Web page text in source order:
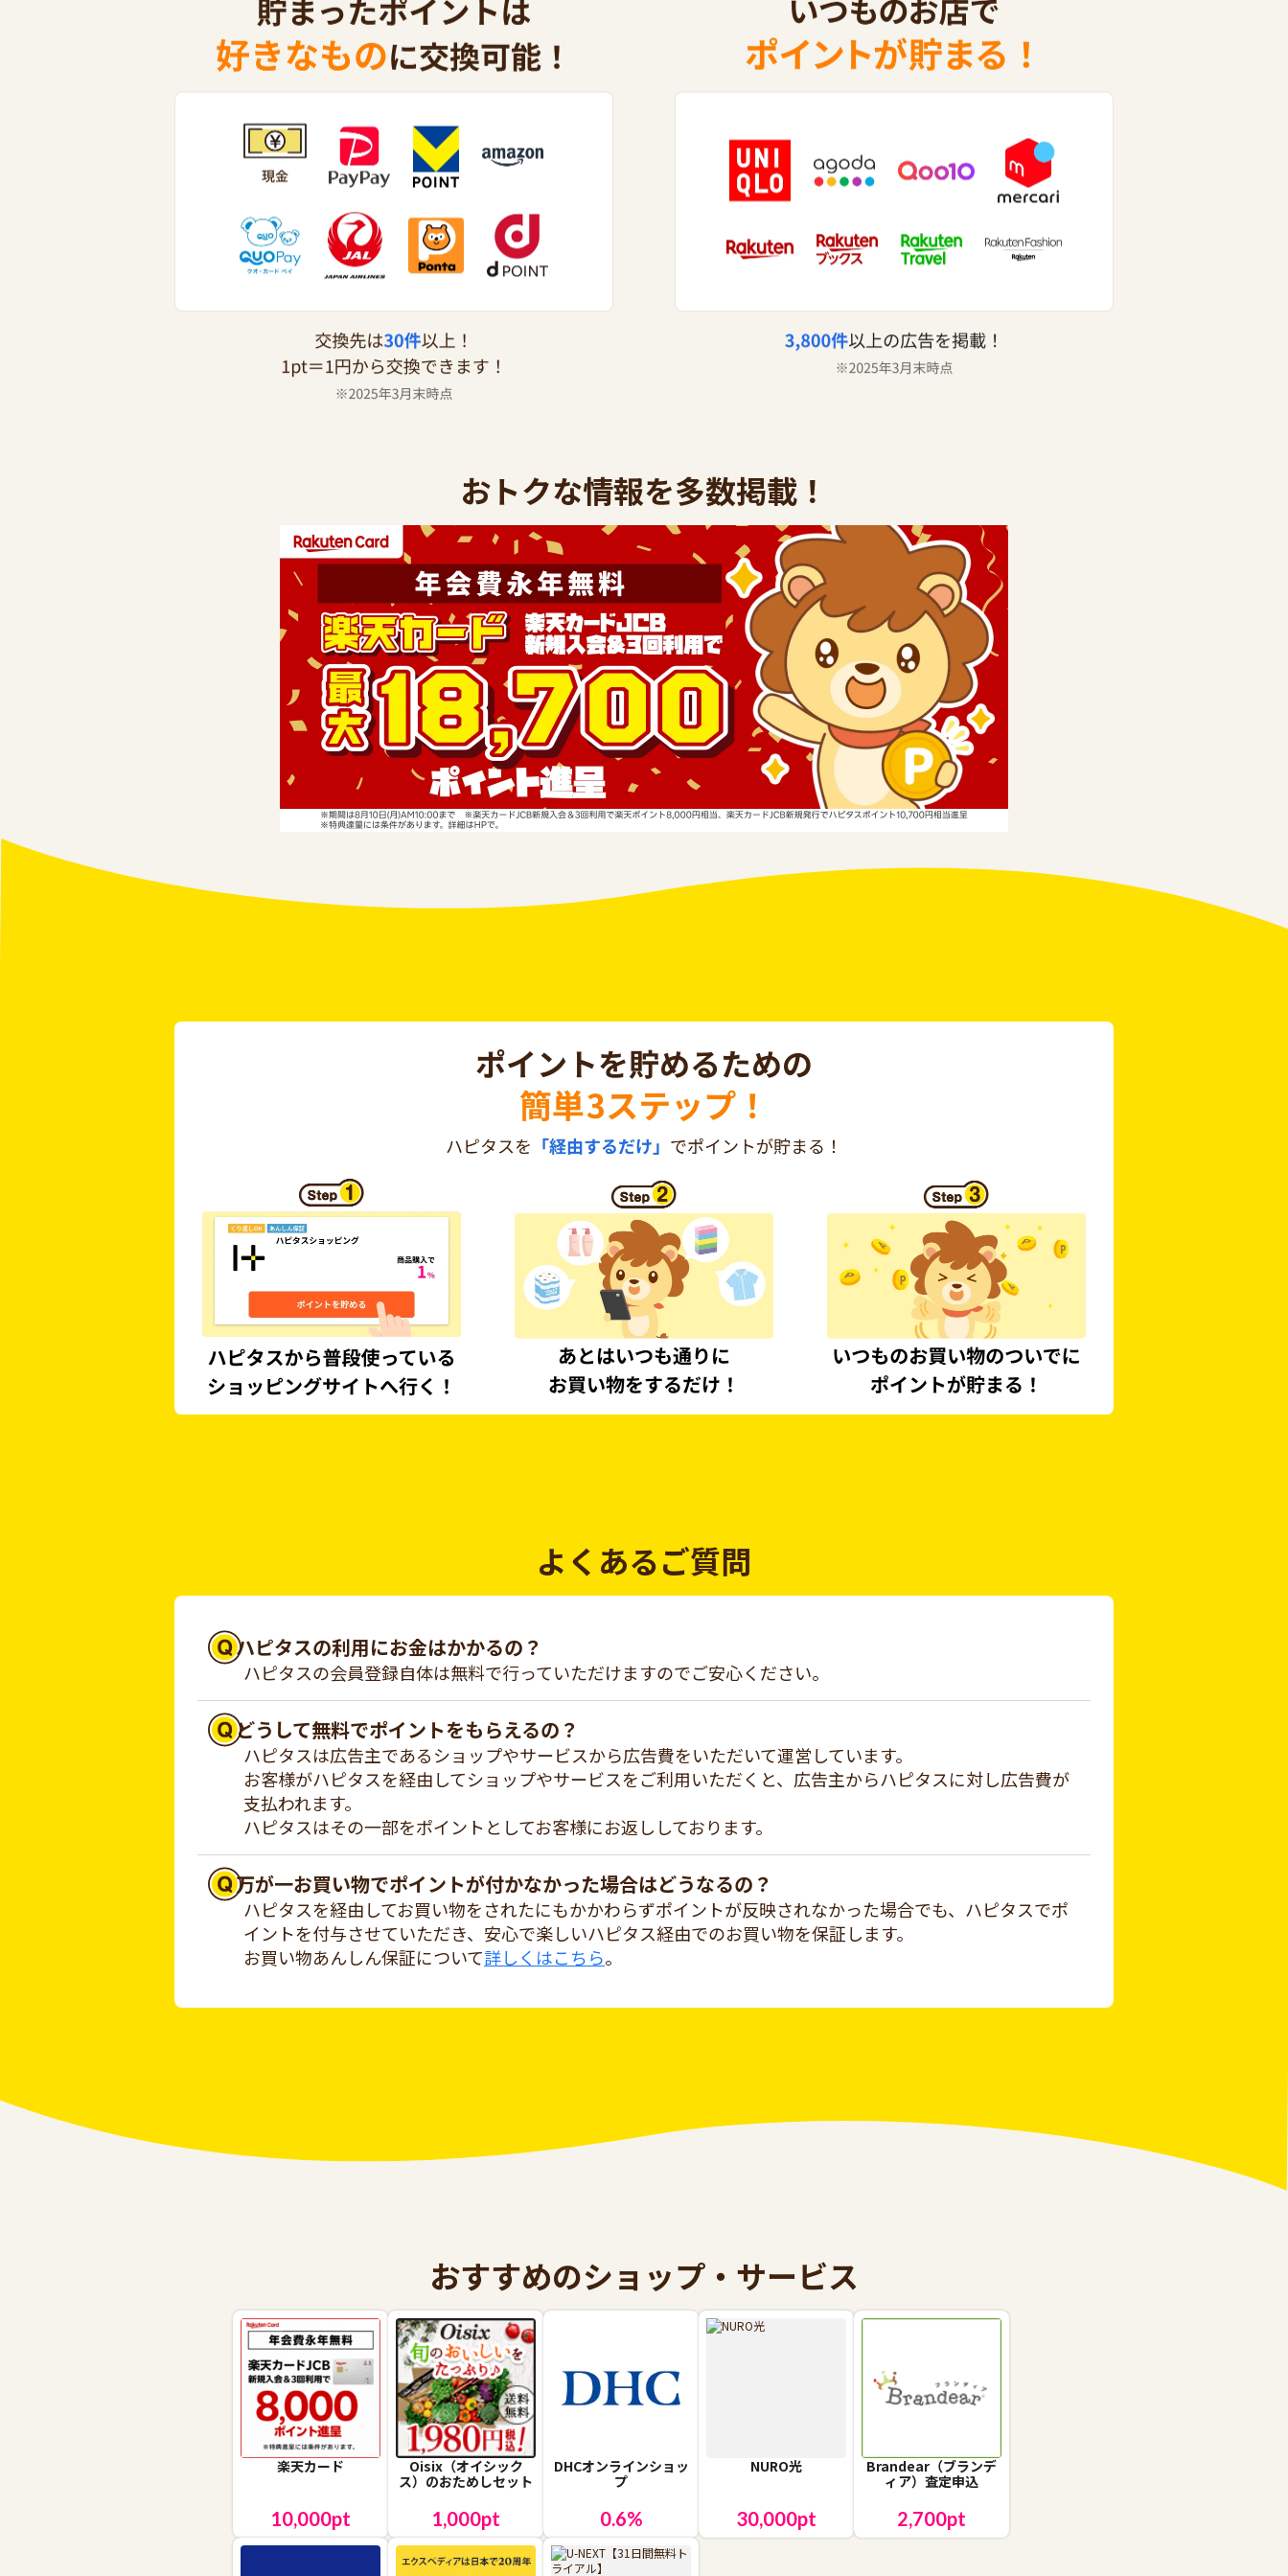
おトクな情報を多数掲載！
よくあるご質問
ハピタスの利用にお金はかかるの？
ハピタスの会員登録自体は無料で行っていただけますのでご安心ください。
どうして無料でポイントをもらえるの？
ハピタスは広告主であるショップやサービスから広告費をいただいて運営しています。
お客様がハピタスを経由してショップやサービスをご利用いただくと、広告主からハピタスに対し広告費が
支払われます。
ハピタスはその一部をポイントとしてお客様にお返ししております。
万が一お買い物でポイントが付かなかった場合はどうなるの？
ハピタスを経由してお買い物をされたにもかかわらずポイントが反映されなかった場合でも、ハピタスでポ
イントを付与させていただき、安心で楽しいハピタス経由でのお買い物を保証します。
お買い物あんしん保証について詳しくはこちら。
おすすめのショップ・サービス
楽天カード
10,000pt
Oisix（オイシック
ス）のおためしセット
1,000pt
DHCオンラインショッ
プ
0.6%
NURO光
30,000pt
Brandear（ブランデ
ィア）査定申込
2,700pt